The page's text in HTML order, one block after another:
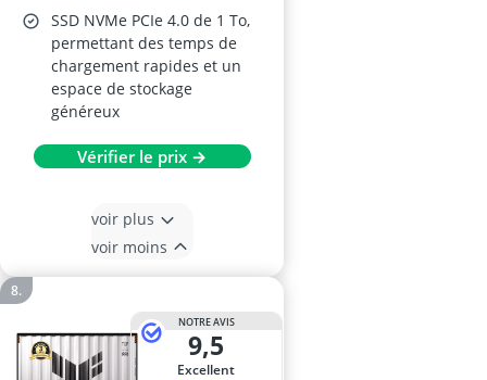
SSD NVMe PCIe 4.0 de 1 To,
permettant des temps de
chargement rapides et un
espace de stockage
généreux
Vérifier le prix →
voir plus
voir moins
NOTRE AVIS
9,5
Excellent